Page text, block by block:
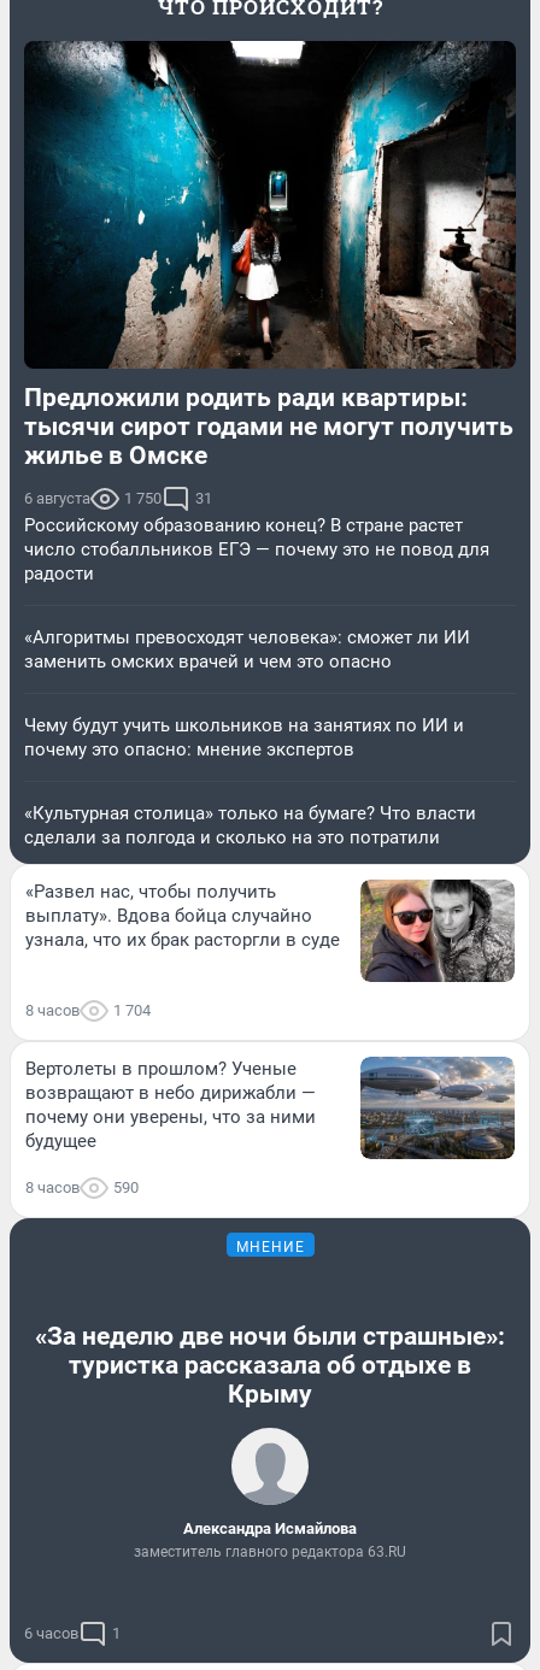
ЧТО ПРОИСХОДИТ?
Предложили родить ради квартиры:
тысячи сирот годами не могут получить
жилье в Омске
6 августа 1 750 31
Российскому образованию конец? В стране растет
число стобалльников ЕГЭ — почему это не повод для
радости
«Алгоритмы превосходят человека»: сможет ли ИИ
заменить омских врачей и чем это опасно
Чему будут учить школьников на занятиях по ИИ и
почему это опасно: мнение экспертов
«Культурная столица» только на бумаге? Что власти
сделали за полгода и сколько на это потратили
«Развел нас, чтобы получить
выплату». Вдова бойца случайно
узнала, что их брак расторгли в суде
8 часов 1 704
Вертолеты в прошлом? Ученые
возвращают в небо дирижабли —
почему они уверены, что за ними
будущее
8 часов 590
МНЕНИЕ
«За неделю две ночи были страшные»:
туристка рассказала об отдыхе в
Крыму
Александра Исмайлова
заместитель главного редактора 63.RU
6 часов 1